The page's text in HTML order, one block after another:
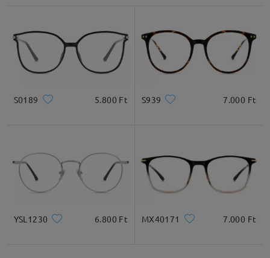
S0189 5.800 Ft S939 7.000 Ft
YSL1230 6.800 Ft MX40171 7.000 Ft